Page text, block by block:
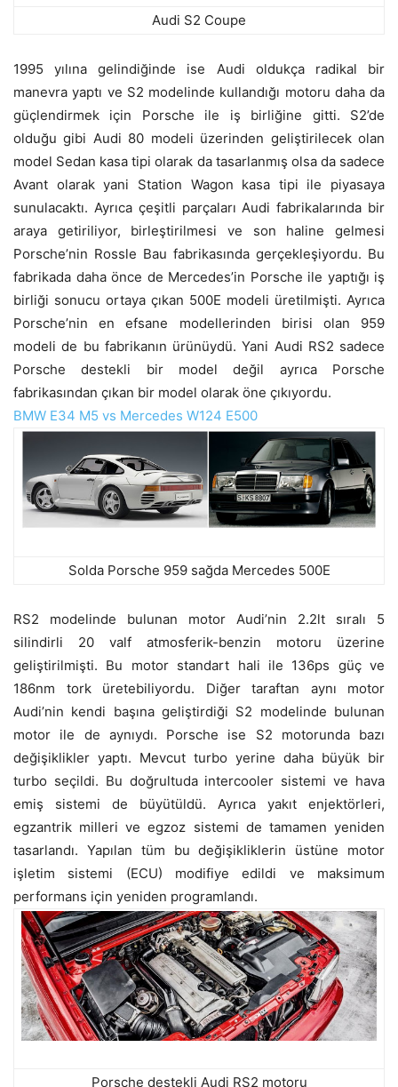
Audi S2 Coupe
1995 yılına gelindiğinde ise Audi oldukça radikal bir
manevra yaptı ve S2 modelinde kullandığı motoru daha da
güçlendirmek için Porsche ile iş birliğine gitti. S2’de
olduğu gibi Audi 80 modeli üzerinden geliştirilecek olan
model Sedan kasa tipi olarak da tasarlanmış olsa da sadece
Avant olarak yani Station Wagon kasa tipi ile piyasaya
sunulacaktı. Ayrıca çeşitli parçaları Audi fabrikalarında bir
araya getiriliyor, birleştirilmesi ve son haline gelmesi
Porsche’nin Rossle Bau fabrikasında gerçekleşiyordu. Bu
fabrikada daha önce de Mercedes’in Porsche ile yaptığı iş
birliği sonucu ortaya çıkan 500E modeli üretilmişti. Ayrıca
Porsche’nin en efsane modellerinden birisi olan 959
modeli de bu fabrikanın ürünüydü. Yani Audi RS2 sadece
Porsche destekli bir model değil ayrıca Porsche
fabrikasından çıkan bir model olarak öne çıkıyordu.
BMW E34 M5 vs Mercedes W124 E500
Solda Porsche 959 sağda Mercedes 500E
RS2 modelinde bulunan motor Audi’nin 2.2lt sıralı 5
silindirli 20 valf atmosferik-benzin motoru üzerine
geliştirilmişti. Bu motor standart hali ile 136ps güç ve
186nm tork üretebiliyordu. Diğer taraftan aynı motor
Audi’nin kendi başına geliştirdiği S2 modelinde bulunan
motor ile de aynıydı. Porsche ise S2 motorunda bazı
değişiklikler yaptı. Mevcut turbo yerine daha büyük bir
turbo seçildi. Bu doğrultuda intercooler sistemi ve hava
emiş sistemi de büyütüldü. Ayrıca yakıt enjektörleri,
egzantrik milleri ve egzoz sistemi de tamamen yeniden
tasarlandı. Yapılan tüm bu değişikliklerin üstüne motor
işletim sistemi (ECU) modifiye edildi ve maksimum
performans için yeniden programlandı.
Porsche destekli Audi RS2 motoru